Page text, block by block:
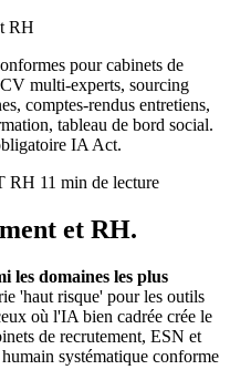
RH
pour cabinets de
multi-experts, sourcing
comptes-rendus entretiens,
tableau de bord social.
IA Act.
RH 11 min de lecture
et RH.
les domaines les plus
'haut risque' pour les outils
où l'IA bien cadrée crée le
de recrutement, ESN et
systématique conforme